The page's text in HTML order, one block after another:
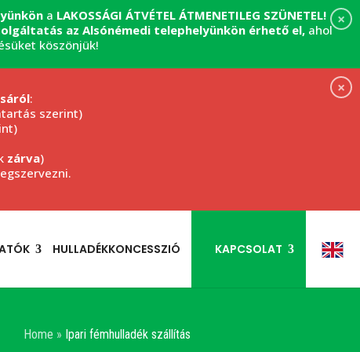
×
a LAKOSSÁGI ÁTVÉTEL ÁTMENETILEG SZÜNETEL!
az Alsónémedi telephelyünkön érhető el, ahol
köszönjük!
×
:
szerint)
zárva)
HULLADÉKKONCESSZIÓ KAPCSOLAT
Home » Ipari fémhulladék szállítás